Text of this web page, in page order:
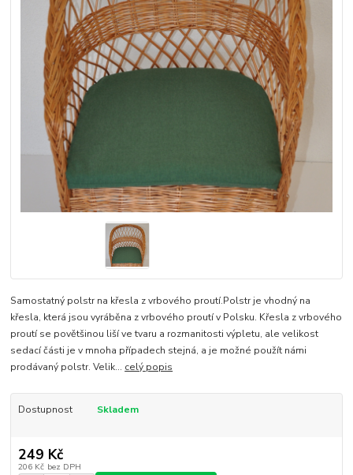
Samostatný polstr na křesla z vrbového proutí.Polstr je vhodný na
křesla, která jsou vyráběna z vrbového proutí v Polsku. Křesla z vrbového
proutí se povětšinou liší ve tvaru a rozmanitosti výpletu, ale velikost
sedací části je v mnoha případech stejná, a je možné použít námi
prodávaný polstr. Velik... celý popis
Dostupnost Skladem
249 Kč
206 Kč bez DPH